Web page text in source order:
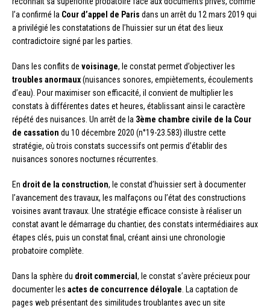
l’a confirmé la Cour d’appel de Paris dans un arrêt du 12 mars 2019 qui
a privilégié les constatations de l’huissier sur un état des lieux
contradictoire signé par les parties.
Dans les conflits de voisinage, le constat permet d’objectiver les
troubles anormaux(nuisances sonores, empiètements, écoulements
d’eau). Pour maximiser son efficacité, il convient de multiplier les
constats à différentes dates et heures, établissant ainsi le caractère
répété des nuisances. Un arrêt de la 3ème chambre civile de la Cour
de cassation du 10 décembre 2020 (n°19-23.583) illustre cette
stratégie, où trois constats successifs ont permis d’établir des
nuisances sonores nocturnes récurrentes.
En droit de la construction, le constat d’huissier sert à documenter
l’avancement des travaux, les malfaçons ou l’état des constructions
voisines avant travaux. Une stratégie efficace consiste à réaliser un
constat avant le démarrage du chantier, des constats intermédiaires aux
étapes clés, puis un constat final, créant ainsi une chronologie
probatoire complète.
Dans la sphère du droit commercial , le constat s’avère précieux pour
documenter les actes de concurrence déloyale . La captation de
pages web présentant des similitudes troublantes avec un site